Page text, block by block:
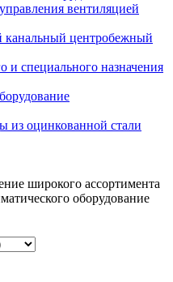
вентиляцией
канальный центробежный
и специального назначения
из оцинкованной стали
широкого ассортимента
оборудование